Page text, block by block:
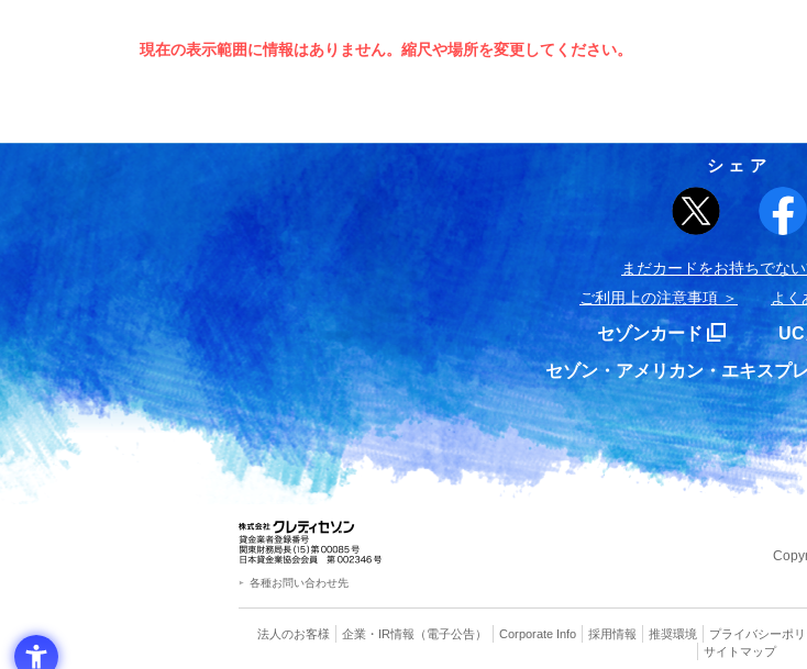
現在の表示範囲に情報はありません。縮尺や場所を変更してください。
シェア
まだカードをお持ちでな
ご利用上の注意事項
よく
セゾンカード
セゾン・アメリカン・エキスプ
各種お問い合わせ先
法人のお客様 企業・IR情報 （電子公告） Corporate Info 採用情報 推奨環境 プライバシーポ
サイトマップ